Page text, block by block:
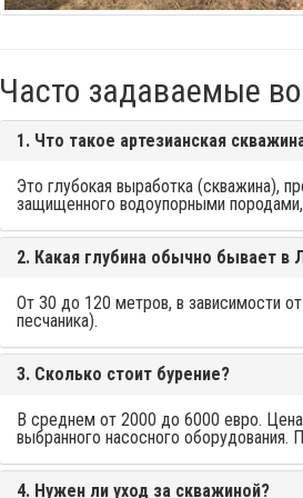
Часто задаваемые
1. Что такое артезианская
Это глубокая выработка (скважина),
защищенного водоупорными породами,
2. Какая глубина обычно бывает в
От 30 до 120 метров, в зависимости
песчаника).
3. Сколько стоит бурение?
В среднем от 2000 до 6000 евро. Цена
выбранного насосного оборудования.
4. Нужен ли уход за скважиной?